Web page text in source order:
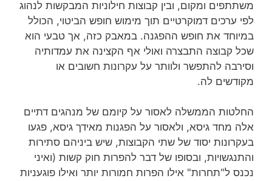
משתתפים ומקום, ובין קבוצות חילוניות המבקשות לנהוג
לפי ערכים דמוקרטיים תוך מימוש חופש הביטוי, הכולל
במיוחד את חופש ההפגנה. במאבק כזה, אך טבעי הוא
שכל קבוצה התבצרה ואולי אף הקצינה את עמדותיה
וסירבה להתפשר ולוותר על עקרונות חשובים או
מקודשים לה.
החלטות הממשלה לאסור על קיומם של מנהגים דתיים
אלה מחד גיסא, ולאסור על הפגנות מאידך גיסא, פגעו
בעקרונות יסוד של שתי הקבוצות, שיש ביניהם סתירות
והתנגשויות, ובסופו של דבר להפרות חוק קשות (ואיני
נכנס ל"תחרות" אילו הפרות חמורות יותר ואילו פוגעניות